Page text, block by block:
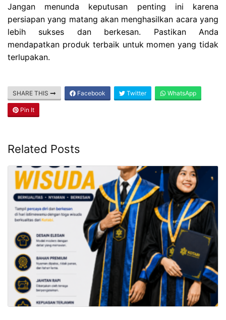
Jangan menunda keputusan penting ini karena
persiapan yang matang akan menghasilkan acara yang
lebih sukses dan berkesan. Pastikan Anda
mendapatkan produk terbaik untuk momen yang tidak
terlupakan.
SHARE THIS Facebook Twitter WhatsApp
Pin It
Related Posts